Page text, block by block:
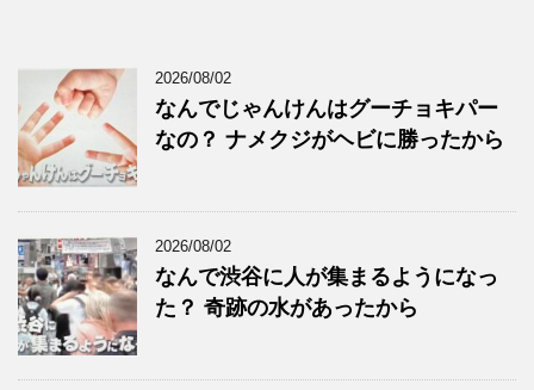
2026/08/02
なんでじゃんけんはグーチョキパー
なの？ ナメクジがヘビに勝ったから
2026/08/02
なんで渋谷に人が集まるようになっ
た？ 奇跡の水があったから